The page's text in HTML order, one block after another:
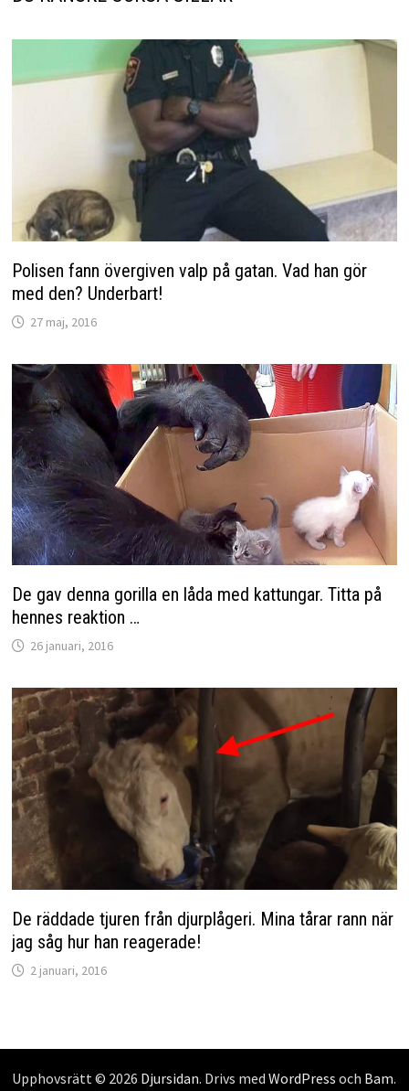
Polisen fann övergiven valp på gatan. Vad han gör
med den? Underbart!
27 maj, 2016
De gav denna gorilla en låda med kattungar. Titta på
hennes reaktion …
26 januari, 2016
De räddade tjuren från djurplågeri. Mina tårar rann när
jag såg hur han reagerade!
2 januari, 2016
Upphovsrätt © 2026 Djursidan. Drivs med WordPress och Bam.